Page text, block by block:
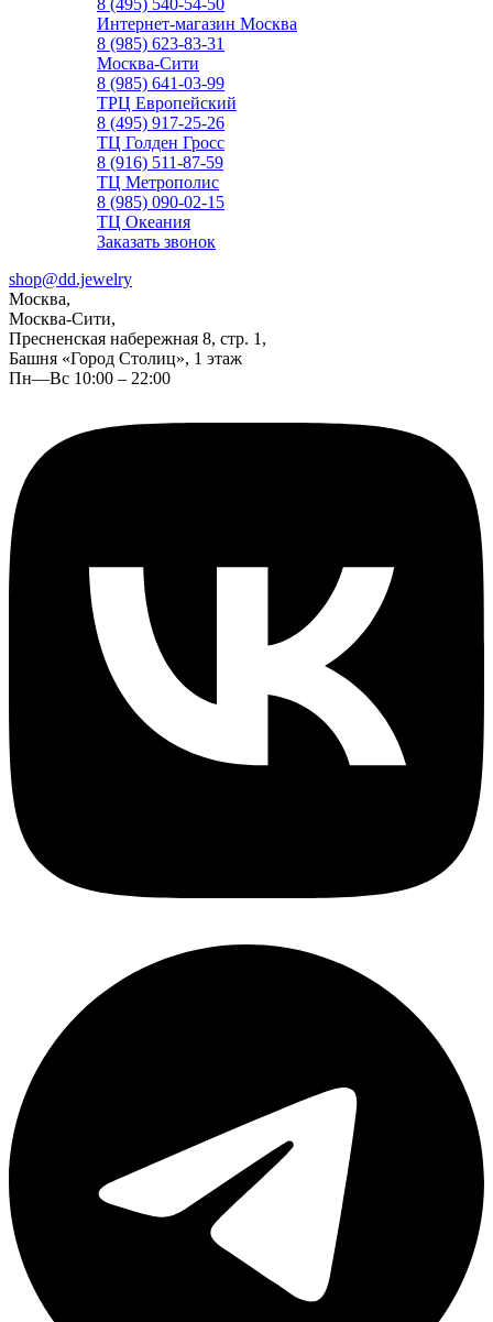
8 (495) 540-54-50
Интернет-магазин Москва
8 (985) 623-83-31
Москва-Сити
8 (985) 641-03-99
ТРЦ Европейский
8 (495) 917-25-26
ТЦ Голден Гросс
8 (916) 511-87-59
ТЦ Метрополис
8 (985) 090-02-15
ТЦ Океания
Заказать звонок
shop@dd.jewelry
Москва,
Москва-Сити,
Пресненская набережная 8, стр. 1,
Башня «Город Столиц», 1 этаж
Пн—Вс 10:00 – 22:00